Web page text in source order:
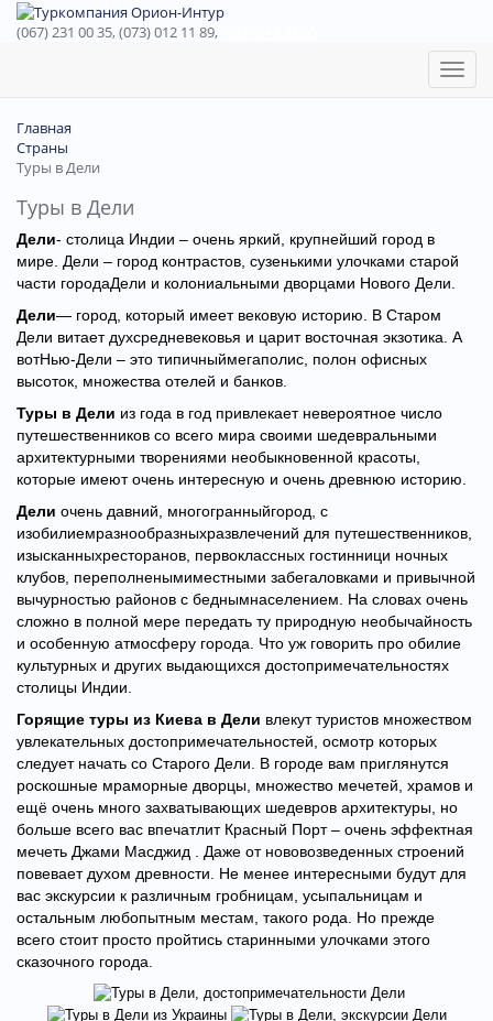
(067) 231 00 35, (073) 012 11 89,
Toggle
Главная
Страны
Туры в Дели
Туры в Дели
Дели- столица Индии – очень яркий, крупнейший город в
мире. Дели – город контрастов, сузенькими улочками старой
части городаДели и колониальными дворцами Нового Дели.
Дели— город, который имеет вековую историю. В Старом
Дели витает духсредневековья и царит восточная экзотика. А
вотНью-Дели – это типичныймегаполис, полон офисных
высоток, множества отелей и банков.
Туры в Дели из года в год привлекает невероятное число
путешественников со всего мира своими шедевральными
архитектурными творениями необыкновенной красоты,
которые имеют очень интересную и очень древнюю историю.
Дели очень давний, многогранныйгород, с
изобилиемразнообразныхразвлечений для путешественников,
изысканныхресторанов, первоклассных гостинници ночных
клубов, переполненымиместными забегаловками и привычной
вычурностью районов с беднымнаселением. На словах очень
сложно в полной мере передать ту природную необычайность
и особенную атмосферу города. Что уж говорить про обилие
культурных и других выдающихся достопримечательностях
столицы Индии.
Горящие туры из Киева в Дели влекут туристов множеством
увлекательных достопримечательностей, осмотр которых
следует начать со Старого Дели. В городе вам приглянутся
роскошные мраморные дворцы, множество мечетей, храмов и
ещё очень много захватывающих шедевров архитектуры, но
больше всего вас впечатлит Красный Порт – очень эффектная
мечеть Джами Масджид . Даже от нововозведенных строений
повевает духом древности. Не менее интересными будут для
вас экскурсии к различным гробницам, усыпальницам и
остальным любопытным местам, такого рода. Но прежде
всего стоит просто пройтись старинными улочками этого
сказочного города.